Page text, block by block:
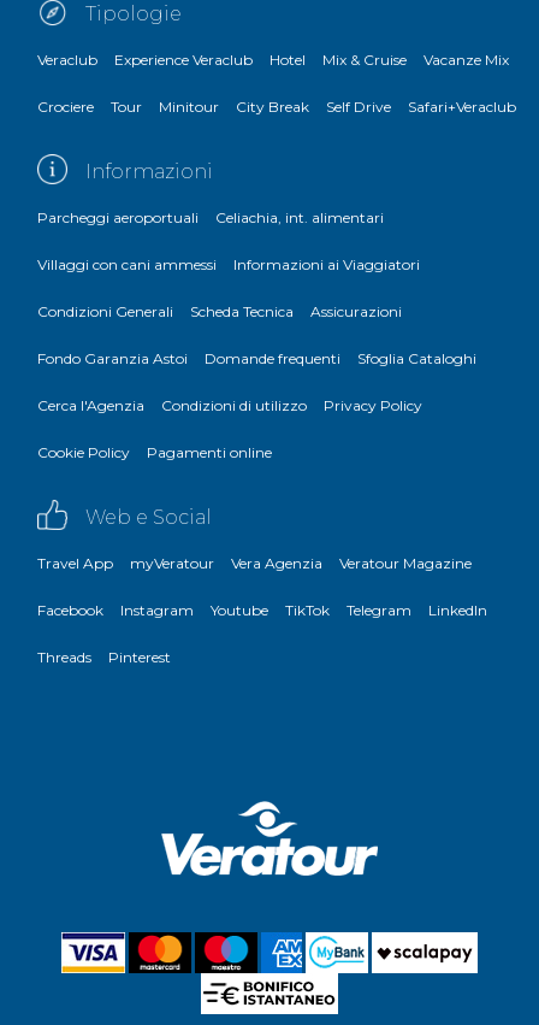
Tipologie
Veraclub Experience Veraclub Hotel Mix & Cruise Vacanze Mix
Crociere Tour Minitour City Break Self Drive Safari+Veraclub
Informazioni
Parcheggi aeroportuali Celiachia, int. alimentari
Villaggi con cani ammessi Informazioni ai Viaggiatori
Condizioni Generali Scheda Tecnica Assicurazioni
Fondo Garanzia Astoi Domande frequenti Sfoglia Cataloghi
Cerca l'Agenzia Condizioni di utilizzo Privacy Policy
Cookie Policy Pagamenti online
Web e Social
Travel App myVeratour Vera Agenzia Veratour Magazine
Facebook Instagram Youtube TikTok Telegram LinkedIn
Threads Pinterest